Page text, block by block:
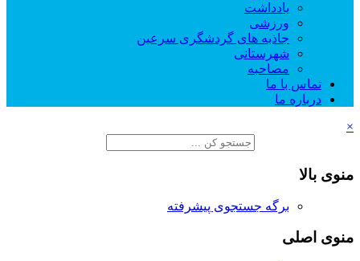
یادداشت
ورزشی
جاذبه های گردشگری سرعین
شهرستانی
مصاحبه
تماس با ما
درباره ما
×
منوی بالا
برگه جستجوی پیشرفته
منوی اصلی